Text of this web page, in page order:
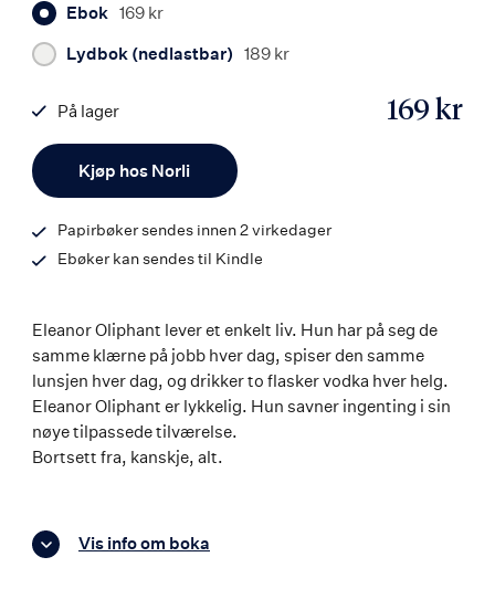
Ebok 169 kr
Lydbok (nedlastbar) 189 kr
Kjøp hos Norli
169 kr
På lager
9788203374517
Papirbøker sendes innen 2 virkedager
Ebøker kan sendes til Kindle
Eleanor Oliphant lever et enkelt liv. Hun har på seg de
samme klærne på jobb hver dag, spiser den samme
lunsjen hver dag, og drikker to flasker vodka hver helg.
Eleanor Oliphant er lykkelig. Hun savner ingenting i sin
nøye tilpassede tilværelse.
Bortsett fra, kanskje, alt.
Vis info om boka